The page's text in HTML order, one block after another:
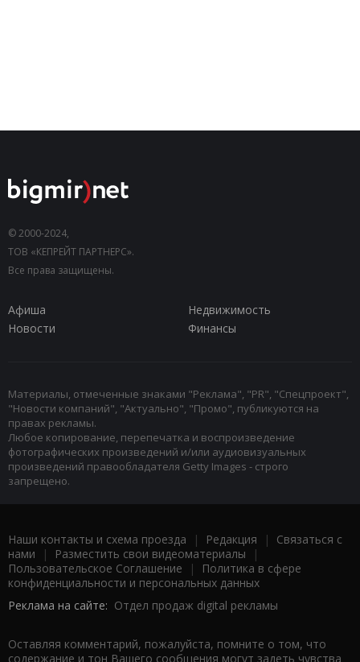
© 2000-2024,
ТОВ «КЕПРЕЙТ ПАРТНЕРС».
Все права защищены.
Афиша
Недвижимость
Новости
Финансы
Материалы, отмеченные знаками "Реклама", "PR", "Спецпроект",
"Новости компаний", "Актуально", "Промо", публикуются на
правах рекламы.
Любое копирование, перепечатка и воспроизведение
фотографических произведений и/или аудиовизуальных
произведений правообладателя Getty Images - строго
запрещено.
Наши контакты и схема проезда | Редакция | Связаться с
нами | Разместить свои видеоматериалы |
Пользовательское Соглашение |
Политика в сфере
конфиденциальности и персональных данных
Реклама на сайте: Отдел продаж digital рекламы
Оставляя комментарий, пожалуйста, помните о том, что
содержание и тон Вашего сообщения могут задеть чувства